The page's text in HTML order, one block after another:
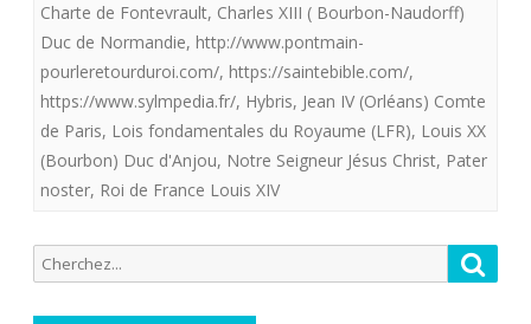
Royaume
Charte de Fontevrault, Charles XIII ( Bourbon-Naudorff)
Duc de Normandie, http://www.pontmain-
pourleretourduroi.com/, https://saintebible.com/,
https://www.sylmpedia.fr/, Hybris, Jean IV (Orléans) Comte
de Paris, Lois fondamentales du Royaume (LFR), Louis XX
(Bourbon) Duc d'Anjou, Notre Seigneur Jésus Christ, Pater
noster, Roi de France Louis XIV
Recherche
pour: